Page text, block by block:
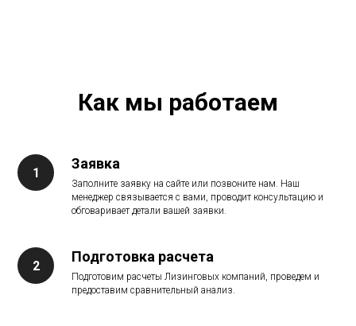
Как мы работаем
Заявка
Заполните заявку на сайте или позвоните нам. Наш
менеджер связывается с вами, проводит консультацию и
обговаривает детали вашей заявки.
Подготовка расчета
Подготовим расчеты Лизинговых компаний, проведем и
предоставим сравнительный анализ.